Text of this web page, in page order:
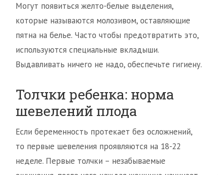
Могут появиться желто-белые выделения,
которые называются молозивом, оставляющие
пятна на белье. Часто чтобы предотвратить это,
используются специальные вкладыши.
Выдавливать ничего не надо, обеспечьте гигиену.
Толчки ребенка: норма
шевелений плода
Если беременность протекает без осложнений,
то первые шевеления проявляются на 18-22
неделе. Первые толчки – незабываемые